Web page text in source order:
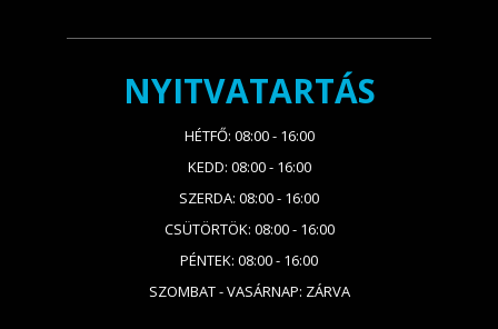
NYITVATARTÁS
HÉTFŐ: 08:00 - 16:00
KEDD: 08:00 - 16:00
SZERDA: 08:00 - 16:00
CSÜTÖRTÖK: 08:00 - 16:00
PÉNTEK: 08:00 - 16:00
SZOMBAT - VASÁRNAP: ZÁRVA